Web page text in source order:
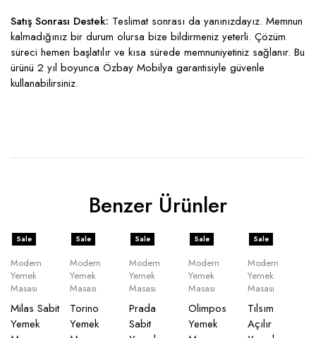
Satış Sonrası Destek: Teslimat sonrası da yanınızdayız. Memnun
kalmadığınız bir durum olursa bize bildirmeniz yeterli. Çözüm
süreci hemen başlatılır ve kısa sürede memnuniyetiniz sağlanır. Bu
ürünü 2 yıl boyunca Özbay Mobilya garantisiyle güvenle
kullanabilirsiniz.
Benzer Ürünler
Sale
Modern
Yemek
Masası
Milas Sabit
Yemek
Sale
Modern
Yemek
Masası
Torino
Yemek
Sale
Modern
Yemek
Masası
Prada
Sabit
Sale
Modern
Yemek
Masası
Olimpos
Yemek
Sale
Modern
Yemek
Masası
Tılsım
Açılır